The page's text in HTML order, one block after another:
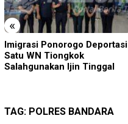
«
Imigrasi Ponorogo Deportasi
Satu WN Tiongkok
Salahgunakan Ijin Tinggal
TAG: POLRES BANDARA